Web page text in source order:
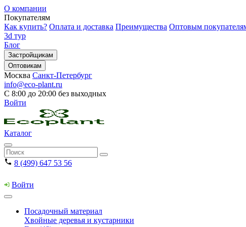
О компании
Покупателям
Как купить? Оплата и доставка Преимущества Оптовым
3d тур
Блог
Застройщикам
Оптовикам
Москва Санкт-Петербург
info@eco-plant.ru
С 8:00 до 20:00 без выходных
Войти
Каталог
8 (499) 647 53 56
Войти
Посадочный материал
Хвойные деревья и кустарники